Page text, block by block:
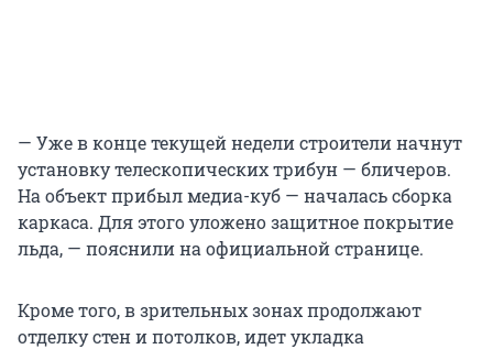
— Уже в конце текущей недели строители начнут
установку телескопических трибун — бличеров.
На объект прибыл медиа-куб — началась сборка
каркаса. Для этого уложено защитное покрытие
льда, — пояснили на официальной странице.
Кроме того, в зрительных зонах продолжают
отделку стен и потолков, идет укладка